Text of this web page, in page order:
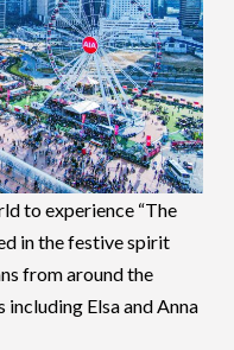
to experience “The
in the festive spirit
from around the
Elsa and Anna